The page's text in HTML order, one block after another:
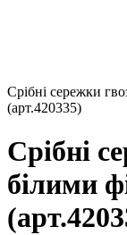
Срібні сережки
(арт.420335)
Срібні
білими